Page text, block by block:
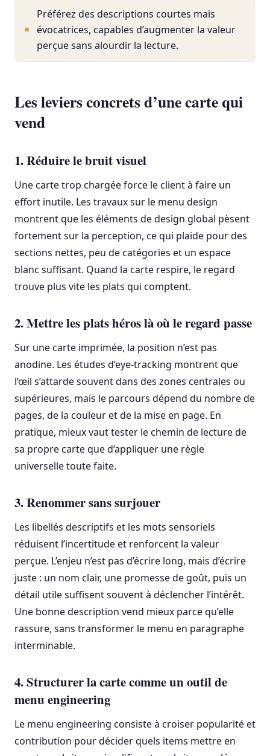
Préférez des descriptions courtes mais
évocatrices, capables d’augmenter la valeur
perçue sans alourdir la lecture.
Les leviers concrets d’une carte qui
vend
1. Réduire le bruit visuel
Une carte trop chargée force le client à faire un
effort inutile. Les travaux sur le menu design
montrent que les éléments de design global pèsent
fortement sur la perception, ce qui plaide pour des
sections nettes, peu de catégories et un espace
blanc suffisant. Quand la carte respire, le regard
trouve plus vite les plats qui comptent.
2. Mettre les plats héros là où le regard passe
Sur une carte imprimée, la position n’est pas
anodine. Les études d’eye-tracking montrent que
l’œil s’attarde souvent dans des zones centrales ou
supérieures, mais le parcours dépend du nombre de
pages, de la couleur et de la mise en page. En
pratique, mieux vaut tester le chemin de lecture de
sa propre carte que d’appliquer une règle
universelle toute faite.
3. Renommer sans surjouer
Les libellés descriptifs et les mots sensoriels
réduisent l’incertitude et renforcent la valeur
perçue. L’enjeu n’est pas d’écrire long, mais d’écrire
juste : un nom clair, une promesse de goût, puis un
détail utile suffisent souvent à déclencher l’intérêt.
Une bonne description vend mieux parce qu’elle
rassure, sans transformer le menu en paragraphe
interminable.
4. Structurer la carte comme un outil de
menu engineering
Le menu engineering consiste à croiser popularité et
contribution pour décider quels items mettre en